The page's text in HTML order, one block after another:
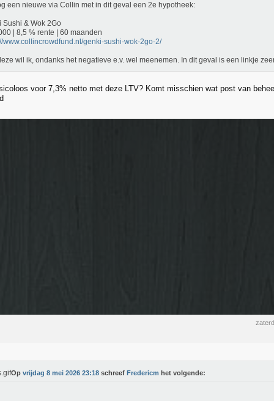
een nieuwe via Collin met in dit geval een 2e hypotheek:
Sushi & Wok 2Go
| 8,5 % rente | 60 maanden
www.collincrowdfund.nl/genki-sushi-wok-2go-2/
wil ik, ondanks het negatieve e.v. wel meenemen. In dit geval is een linkje
voor 7,3% netto met deze LTV? Komt misschien wat post van
Op vrijdag 8 mei 2026 23:18 schreef Fredericm het volgende: